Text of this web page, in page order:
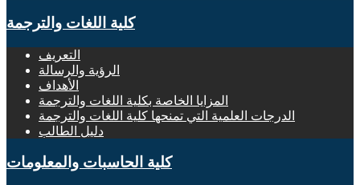
كلية اللغات والترجمة
التعريف
الرؤية والرسالة
الأهداف
المزايا الخاصة بكلية اللغات والترجمة
الدرجات العلمية التي تمنحها كلية اللغات والترجمة
دليل الطالب
كلية الحاسبات والمعلومات